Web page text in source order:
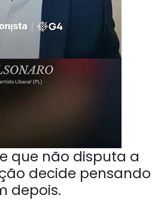
que não disputa a
decide pensando
depois.